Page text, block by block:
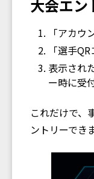
大会エン
「アカウ
「選手
表示され
ー時に受
これだけで、
ントリーでき